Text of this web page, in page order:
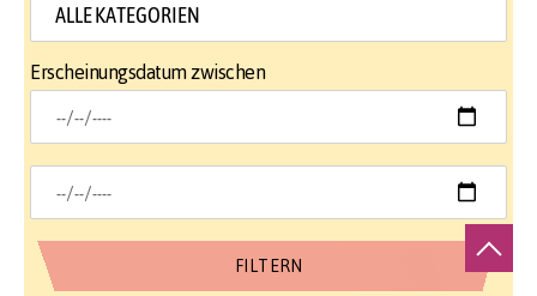
Erscheinungsdatum zwischen